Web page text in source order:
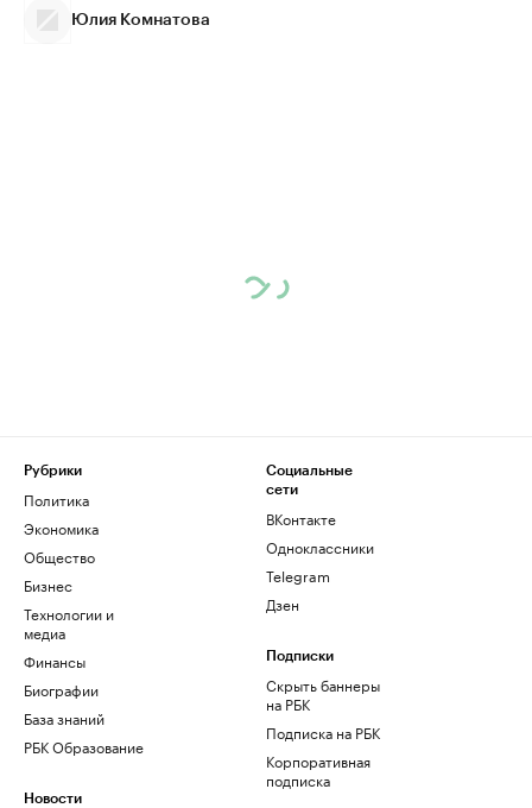
Юлия Комнатова
Рубрики
Политика
Экономика
Общество
Бизнес
Технологии и
медиа
Финансы
Биографии
База знаний
РБК Образование
Новости
Социальные
сети
ВКонтакте
Одноклассники
Telegram
Дзен
Подписки
Скрыть баннеры
на РБК
Подписка на РБК
Корпоративная
подписка